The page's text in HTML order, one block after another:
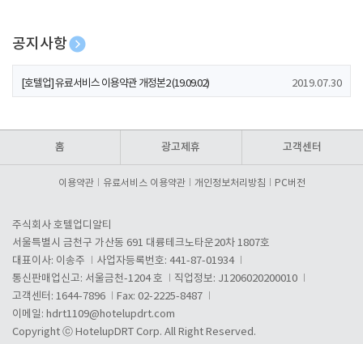
공지사항
[호텔업] 개인정보 처리방침 개정본1 (19.09.02)
[호텔업] 유료서비스 이용약관 개정본2 (19.09.02) 2019.07.30
홈 광고제휴 고객센터
이용약관 유료서비스 이용약관 개인정보처리방침 PC버전
주식회사 호텔업디알티
서울특별시 금천구 가산동 691 대륭테크노타운20차 1807호
대표이사: 이송주
사업자등록번호: 441-87-01934
통신판매업신고: 서울금천-1204 호
직업정보: J1206020200010
고객센터: 1644-7896
Fax: 02-2225-8487
이메일: hdrt1109@hotelupdrt.com
Copyright ⓒ HotelupDRT Corp. All Right Reserved.